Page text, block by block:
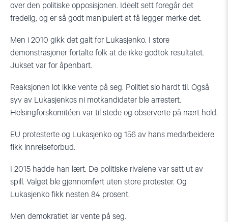
over den politiske opposisjonen. Ideelt sett foregår det
fredelig, og er så godt manipulert at få legger merke det.
Men i 2010 gikk det galt for Lukasjenko. I store
demonstrasjoner fortalte folk at de ikke godtok resultatet.
Jukset var for åpenbart.
Reaksjonen lot ikke vente på seg. Politiet slo hardt til. Også
syv av Lukasjenkos ni motkandidater ble arrestert.
Helsingforskomitéen var til stede og observerte på nært hold.
EU protesterte og Lukasjenko og 156 av hans medarbeidere
fikk innreiseforbud.
I 2015 hadde han lært. De politiske rivalene var satt ut av
spill. Valget ble gjennomført uten store protester. Og
Lukasjenko fikk nesten 84 prosent.
Men demokratiet lar vente på seg.